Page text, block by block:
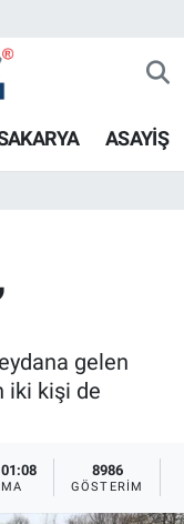
ASAYİŞ
gelen
iki kişi de
8986
GÖSTERIM